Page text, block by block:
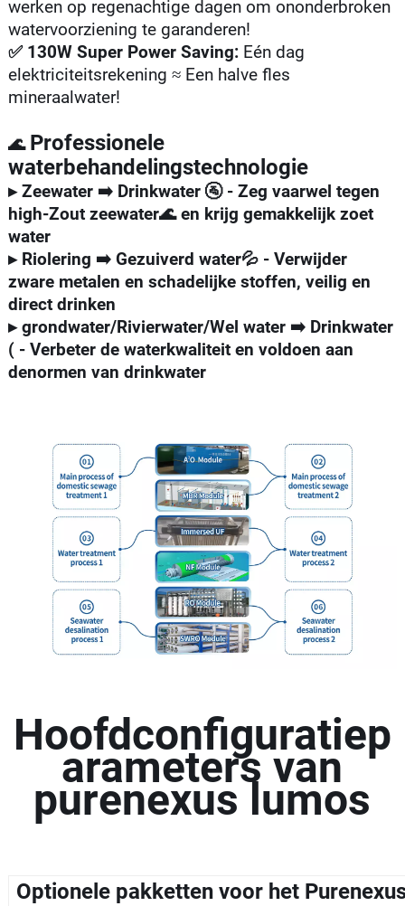
werken op regenachtige dagen om ononderbroken
watervoorziening te garanderen!
✅ 130W Super Power Saving: Eén dag
elektriciteitsrekening ≈ Een halve fles
mineraalwater!
🌊 Professionele
waterbehandelingstechnologie
▸ Zeewater ➡️ Drinkwater 🚰 - Zeg vaarwel tegen
high-Zout zeewater🌊 en krijg gemakkelijk zoet
water
▸ Riolering ➡️ Gezuiverd water💦 - Verwijder
zware metalen en schadelijke stoffen, veilig en
direct drinken
▸ grondwater/Rivierwater/Wel water ➡️ Drinkwater
( - Verbeter de waterkwaliteit en voldoen aan
denormen van drinkwater
Hoofdconfiguratiep
arameters van
purenexus lumos
Optionele pakketten voor het